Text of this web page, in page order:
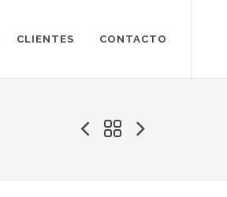
CLIENTES CONTACTO